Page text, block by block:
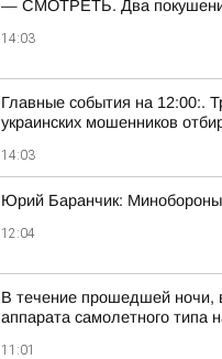
— СМОТРЕТЬ. Два покушения
14:03
Главные события на 12:00:.
украинских мошенников
14:03
Юрий Баранчик:
12:04
В течение прошедшей ночи,
аппарата самолетного типа
11:01